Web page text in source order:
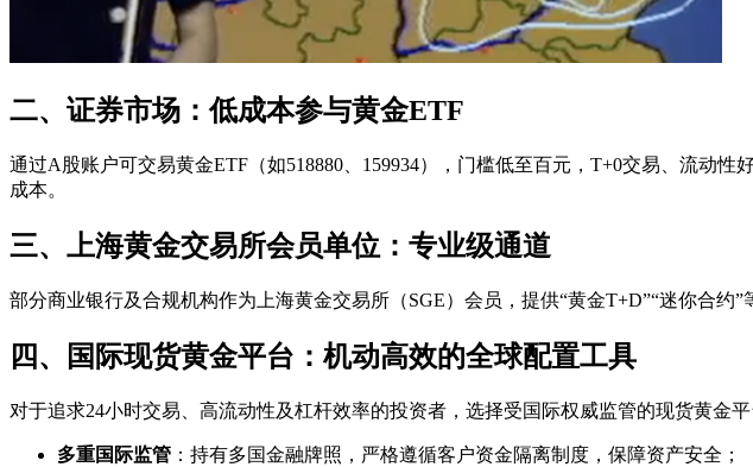
二、证券市场：低成本参与黄金ETF
通过A股账户可交易黄金ETF（如518880、159934），门槛低至百元，T+0交易、流动
成本。
三、上海黄金交易所会员单位：专业级通道
部分商业银行及合规机构作为上海黄金交易所（SGE）会员，提供“黄金T+D”“迷你合约
四、国际现货黄金平台：机动高效的全球配置工具
对于追求24小时交易、高流动性及杠杆效率的投资者，选择受国际权威监管的现货黄金平
多重国际监管 ：持有多国金融牌照，严格遵循客户资金隔离制度，保障资产安全；